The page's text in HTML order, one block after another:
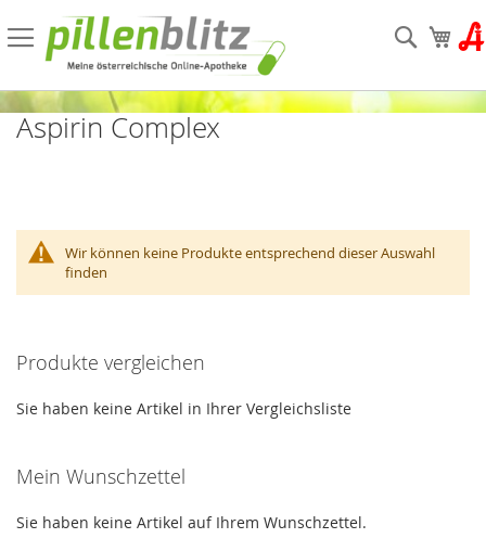
zum
Inhalt
Suche
Aspirin Complex
Wir können keine Produkte entsprechend dieser Auswahl
finden
Produkte vergleichen
Sie haben keine Artikel in Ihrer Vergleichsliste
Mein Wunschzettel
Sie haben keine Artikel auf Ihrem Wunschzettel.